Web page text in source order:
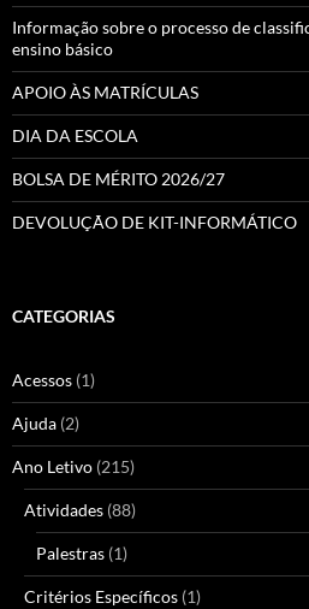
Informação sobre o processo de
ensino básico
APOIO ÀS MATRÍCULAS
DIA DA ESCOLA
BOLSA DE MÉRITO 2026/27
DEVOLUÇÃO DE KIT-INFORMÁTICO
CATEGORIAS
Acessos (1)
Ajuda (2)
Ano Letivo (215)
Atividades (88)
Palestras (1)
Critérios Específicos (1)